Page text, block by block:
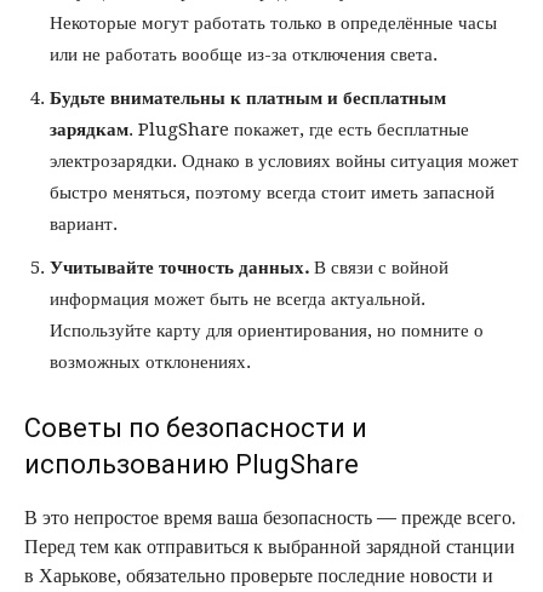
Некоторые могут работать только в определённые часы
или не работать вообще из-за отключения света.
Будьте внимательны к платным и бесплатным
зарядкам. PlugShare покажет, где есть бесплатные
электрозарядки. Однако в условиях войны ситуация может
быстро меняться, поэтому всегда стоит иметь запасной
вариант.
Учитывайте точность данных. В связи с войной
информация может быть не всегда актуальной.
Используйте карту для ориентирования, но помните о
возможных отклонениях.
Советы по безопасности и
использованию PlugShare
В это непростое время ваша безопасность — прежде всего.
Перед тем как отправиться к выбранной зарядной станции
в Харькове, обязательно проверьте последние новости и